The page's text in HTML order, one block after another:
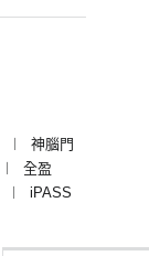
︱
神腦門
︱
全盈
︱
iPASS